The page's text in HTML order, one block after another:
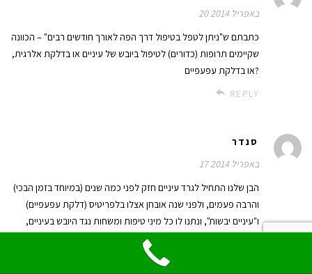
20 באפריל 2014
כתבתם ש"ניתן לטפל בטיפול דרך הפה לאורך חודשים רבים" – הכוונה
שקיימים תרופות (כדורים) לטיפול ביובש של עיניים או בדלקת אלרגית,
או בדלקת עפעפיים?
REPLY
סנדר
17 באפריל 2014
הבן שלנו התחיל לגרד עיניים חזק לפני כמה שנים (במיוחד בזמן הבכי)
והרבה פעמים, ולפני שנה אובחן אצלו בלפריטיס (דלקת עפעפיים)
ו"עיניים יבשות", ונתנו לו כל מיני טיפות ומשחות נגד היובש בעיניים,
והוא לא הרגיש כל כך טוב איתם – בזמן שהטיפה נוגעת לעין הוא
ולפני כחצי שנה אובחן אצלו דלקת עיניים אלרגית ובעפעפיים – תגובה